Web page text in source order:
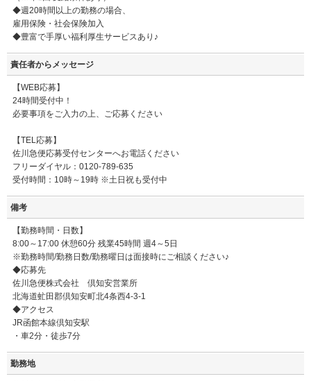
◆週20時間以上の勤務の場合、
雇用保険・社会保険加入
◆豊富で手厚い福利厚生サービスあり♪
責任者からメッセージ
【WEB応募】
24時間受付中！
必要事項をご入力の上、ご応募ください
【TEL応募】
佐川急便応募受付センターへお電話ください
フリーダイヤル：0120-789-635
受付時間：10時～19時 ※土日祝も受付中
備考
【勤務時間・日数】
8:00～17:00 休憩60分 残業45時間 週4～5日
※勤務時間/勤務日数/勤務曜日は面接時にご相談ください♪
◆応募先
佐川急便株式会社 倶知安営業所
北海道虻田郡倶知安町北4条西4-3-1
◆アクセス
JR函館本線倶知安駅
・車2分・徒歩7分
勤務地